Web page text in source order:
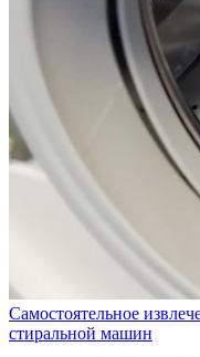
Самостоятельное
стиральной машин